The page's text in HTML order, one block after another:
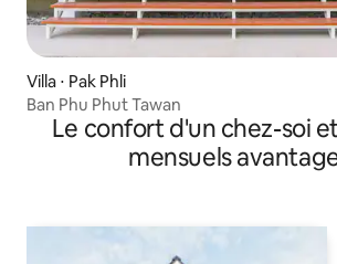
Villa ⋅ Pak Phli
Ban Phu Phut Tawan
Le confort d'un chez-soi
mensuels